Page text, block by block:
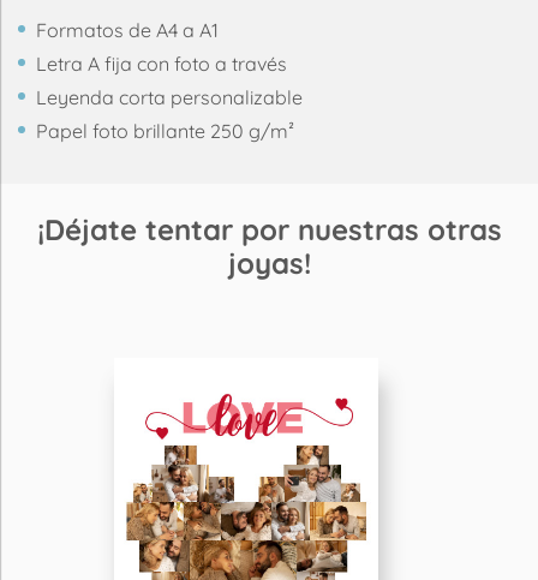
Formatos de A4 a A1
Letra A fija con foto a través
Leyenda corta personalizable
Papel foto brillante 250 g/m²
¡Déjate tentar por nuestras otras
joyas!